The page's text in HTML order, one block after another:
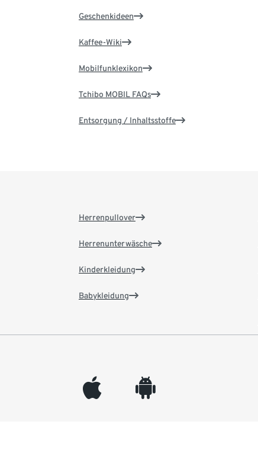
Geschenkideen
Kaffee-Wiki
Mobilfunklexikon
Tchibo MOBIL FAQs
Entsorgung / Inhaltsstoffe
Herrenpullover
Herrenunterwäsche
Kinderkleidung
Babykleidung
appleinc android